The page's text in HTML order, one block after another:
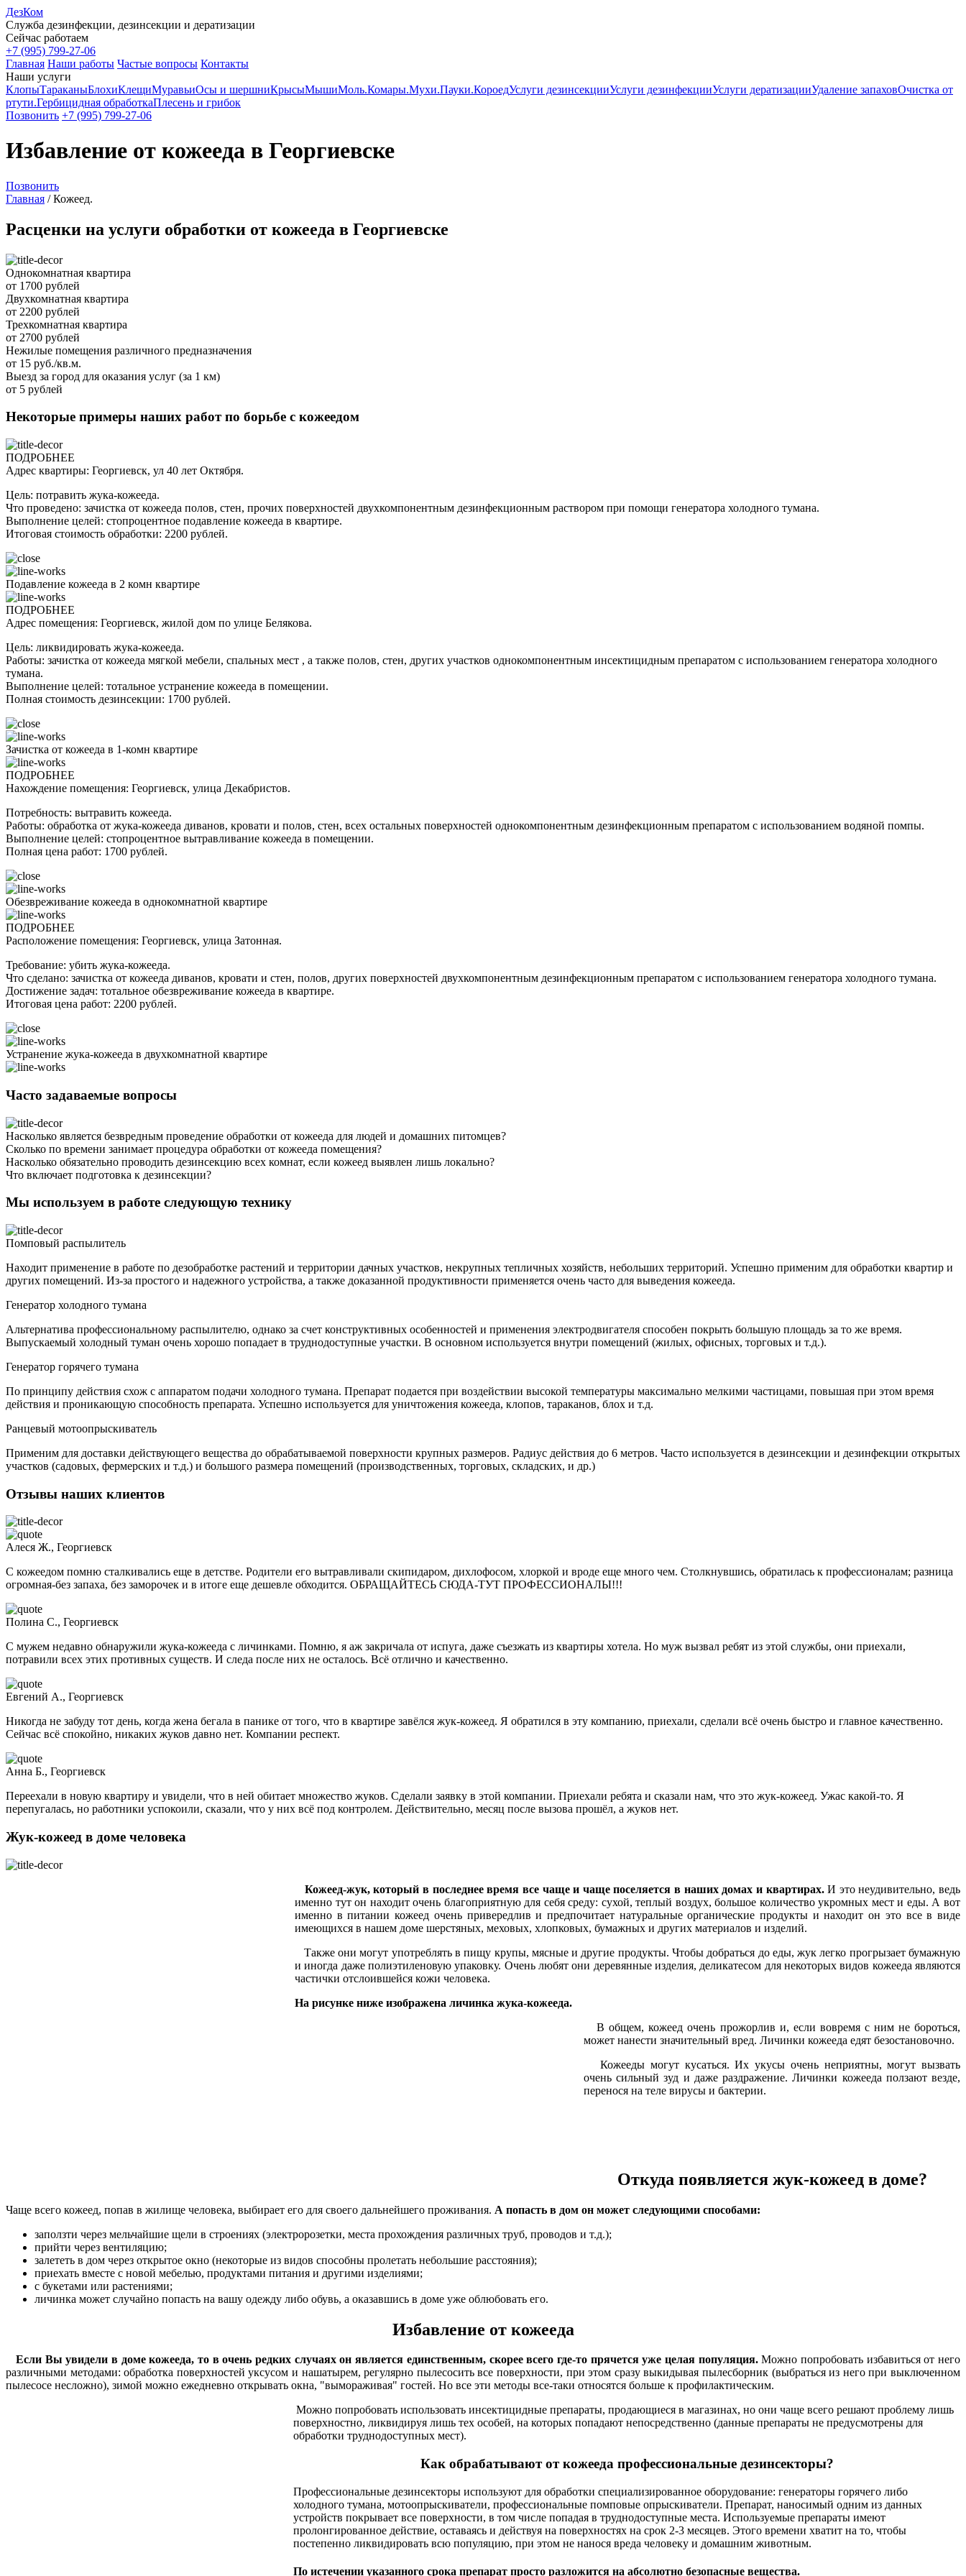
ДезКом
Служба дезинфекции, дезинсекции и дератизации
Сейчас работаем
+7 (995) 799-27-06
Главная Наши работы Частые вопросы Контакты
Наши услуги
КлопыТараканыБлохиКлещиМуравьиОсы и шершниКрысыМышиМоль.Комары.Мухи.Пауки.КороедУслуги дезинсекцииУслуги дезинфекцииУслуги дератизацииУдаление запаховОчистка от
ртути.Гербицидная обработкаПлесень и грибок
Позвонить +7 (995) 799-27-06
Избавление от кожееда в Георгиевске
Позвонить
Главная /Кожеед.
Расценки на услуги обработки от кожееда в Георгиевске
Однокомнатная квартира
от 1700 рублей
Двухкомнатная квартира
от 2200 рублей
Трехкомнатная квартира
от 2700 рублей
Нежилые помещения различного предназначения
от 15 руб./кв.м.
Выезд за город для оказания услуг (за 1 км)
от 5 рублей
Некоторые примеры наших работ по борьбе с кожеедом
ПОДРОБНЕЕ
Адрес квартиры: Георгиевск, ул 40 лет Октября.
Цель: потравить жука-кожееда.
Что проведено: зачистка от кожееда полов, стен, прочих поверхностей двухкомпонентным дезинфекционным раствором при помощи генератора холодного тумана.
Выполнение целей: стопроцентное подавление кожееда в квартире.
Итоговая стоимость обработки: 2200 рублей.
Подавление кожееда в 2 комн квартире
ПОДРОБНЕЕ
Адрес помещения: Георгиевск, жилой дом по улице Белякова.
Цель: ликвидировать жука-кожееда.
Работы: зачистка от кожееда мягкой мебели, спальных мест , а также полов, стен, других участков однокомпонентным инсектицидным препаратом с использованием генератора холодного
тумана.
Выполнение целей: тотальное устранение кожееда в помещении.
Полная стоимость дезинсекции: 1700 рублей.
Зачистка от кожееда в 1-комн квартире
ПОДРОБНЕЕ
Нахождение помещения: Георгиевск, улица Декабристов.
Потребность: вытравить кожееда.
Работы: обработка от жука-кожееда диванов, кровати и полов, стен, всех остальных поверхностей однокомпонентным дезинфекционным препаратом с использованием водяной помпы.
Выполнение целей: стопроцентное вытравливание кожееда в помещении.
Полная цена работ: 1700 рублей.
Обезвреживание кожееда в однокомнатной квартире
ПОДРОБНЕЕ
Расположение помещения: Георгиевск, улица Затонная.
Требование: убить жука-кожееда.
Что сделано: зачистка от кожееда диванов, кровати и стен, полов, других поверхностей двухкомпонентным дезинфекционным препаратом с использованием генератора холодного тумана.
Достижение задач: тотальное обезвреживание кожееда в квартире.
Итоговая цена работ: 2200 рублей.
Устранение жука-кожееда в двухкомнатной квартире
Часто задаваемые вопросы
Насколько является безвредным проведение обработки от кожееда для людей и домашних питомцев?
Сколько по времени занимает процедура обработки от кожееда помещения?
Насколько обязательно проводить дезинсекцию всех комнат, если кожеед выявлен лишь локально?
Что включает подготовка к дезинсекции?
Мы используем в работе следующую технику
Помповый распылитель
Находит применение в работе по дезобработке растений и территории дачных участков, некрупных тепличных хозяйств, небольших территорий. Успешно применим для обработки квартир и
других помещений. Из-за простого и надежного устройства, а также доказанной продуктивности применяется очень часто для выведения кожееда.
Генератор холодного тумана
Альтернатива профессиональному распылителю, однако за счет конструктивных особенностей и применения электродвигателя способен покрыть большую площадь за то же время.
Выпускаемый холодный туман очень хорошо попадает в труднодоступные участки. В основном используется внутри помещений (жилых, офисных, торговых и т.д.).
Генератор горячего тумана
По принципу действия схож с аппаратом подачи холодного тумана. Препарат подается при воздействии высокой температуры максимально мелкими частицами, повышая при этом время
действия и проникающую способность препарата. Успешно используется для уничтожения кожееда, клопов, тараканов, блох и т.д.
Ранцевый мотоопрыскиватель
Применим для доставки действующего вещества до обрабатываемой поверхности крупных размеров. Радиус действия до 6 метров. Часто используется в дезинсекции и дезинфекции открытых
участков (садовых, фермерских и т.д.) и большого размера помещений (производственных, торговых, складских, и др.)
Отзывы наших клиентов
Алеся Ж., Георгиевск
С кожеедом помню сталкивались еще в детстве. Родители его вытравливали скипидаром, дихлофосом, хлоркой и вроде еще много чем. Столкнувшись, обратилась к профессионалам; разница
огромная-без запаха, без заморочек и в итоге еще дешевле обходится. ОБРАЩАЙТЕСЬ СЮДА-ТУТ ПРОФЕССИОНАЛЫ!!!
Полина С., Георгиевск
С мужем недавно обнаружили жука-кожееда с личинками. Помню, я аж закричала от испуга, даже съезжать из квартиры хотела. Но муж вызвал ребят из этой службы, они приехали,
потравили всех этих противных существ. И следа после них не осталось. Всё отлично и качественно.
Евгений А., Георгиевск
Никогда не забуду тот день, когда жена бегала в панике от того, что в квартире завёлся жук-кожеед. Я обратился в эту компанию, приехали, сделали всё очень быстро и главное качественно.
Сейчас всё спокойно, никаких жуков давно нет. Компании респект.
Анна Б., Георгиевск
Переехали в новую квартиру и увидели, что в ней обитает множество жуков. Сделали заявку в этой компании. Приехали ребята и сказали нам, что это жук-кожеед. Ужас какой-то. Я
перепугалась, но работники успокоили, сказали, что у них всё под контролем. Действительно, месяц после вызова прошёл, а жуков нет.
Жук-кожеед в доме человека
Кожеед-жук, который в последнее время все чаще и чаще поселяется в наших домах и квартирах. И это неудивительно, ведь
именно тут он находит очень благоприятную для себя среду: сухой, теплый воздух, большое количество укромных мест и еды. А вот
именно в питании кожеед очень привередлив и предпочитает натуральные органические продукты и находит он это все в виде
имеющихся в нашем доме шерстяных, меховых, хлопковых, бумажных и других материалов и изделий.
Также они могут употреблять в пищу крупы, мясные и другие продукты. Чтобы добраться до еды, жук легко прогрызает бумажную
и иногда даже полиэтиленовую упаковку. Очень любят они деревянные изделия, деликатесом для некоторых видов кожееда являются
частички отслоившейся кожи человека.
На рисунке ниже изображена личинка жука-кожееда.
В общем, кожеед очень прожорлив и, если вовремя с ним не бороться,
может нанести значительный вред. Личинки кожееда едят безостановочно.
Кожееды могут кусаться. Их укусы очень неприятны, могут вызвать
очень сильный зуд и даже раздражение. Личинки кожееда ползают везде,
перенося на теле вирусы и бактерии.
Откуда появляется жук-кожеед в доме?
Чаще всего кожеед, попав в жилище человека, выбирает его для своего дальнейшего проживания. А попасть в дом он может следующими способами:
заползти через мельчайшие щели в строениях (электророзетки, места прохождения различных труб, проводов и т.д.);
прийти через вентиляцию;
залететь в дом через открытое окно (некоторые из видов способны пролетать небольшие расстояния);
приехать вместе с новой мебелью, продуктами питания и другими изделиями;
с букетами или растениями;
личинка может случайно попасть на вашу одежду либо обувь, а оказавшись в доме уже облюбовать его.
Избавление от кожееда
Если Вы увидели в доме кожееда, то в очень редких случаях он является единственным, скорее всего где-то прячется уже целая популяция.Можно попробовать избавиться от него
различными методами: обработка поверхностей уксусом и нашатырем, регулярно пылесосить все поверхности, при этом сразу выкидывая пылесборник (выбраться из него при выключенном
пылесосе несложно), зимой можно ежедневно открывать окна, "вымораживая" гостей. Но все эти методы все-таки относятся больше к профилактическим.
Можно попробовать использовать инсектицидные препараты, продающиеся в магазинах, но они чаще всего решают проблему лишь
поверхностно, ликвидируя лишь тех особей, на которых попадают непосредственно (данные препараты не предусмотрены для
обработки труднодоступных мест).
Как обрабатывают от кожееда профессиональные дезинсекторы?
Профессиональные дезинсекторы используют для обработки специализированное оборудование: генераторы горячего либо
холодного тумана, мотоопрыскиватели, профессиональные помповые опрыскиватели. Препарат, наносимый одним из данных
устройств покрывает все поверхности, в том числе попадая в труднодоступные места. Используемые препараты имеют
пролонгированное действие, оставаясь и действуя на поверхностях на срок 2-3 месяцев. Этого времени хватит на то, чтобы
постепенно ликвидировать всю популяцию, при этом не нанося вреда человеку и домашним животным.
По истечении указанного срока препарат просто разложится на абсолютно безопасные вещества.